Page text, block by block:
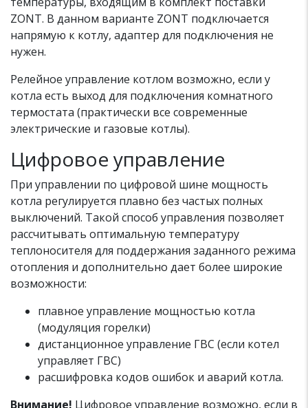
ZONT. В данном варианте ZONT подключается
напрямую к котлу, адаптер для подключения не
нужен.
Релейное управление котлом возможно, если у
котла есть выход для подключения комнатного
термостата (практически все современные
электрические и газовые котлы).
Цифровое управление
При управлении по цифровой шине мощность
котла регулируется плавно без частых полных
выключений. Такой способ управления позволяет
рассчитывать оптимальную температуру
теплоносителя для поддержания заданного режима
отопления и дополнительно дает более широкие
возможности:
плавное управление мощностью котла
(модуляция горелки)
дистанционное управление ГВС (если котел
управляет ГВС)
расшифровка кодов ошибок и аварий котла.
Внимание! Цифровое управление возможно, если в